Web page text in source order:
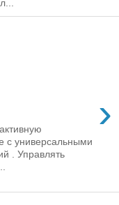
›
с универсальными
. Управлять